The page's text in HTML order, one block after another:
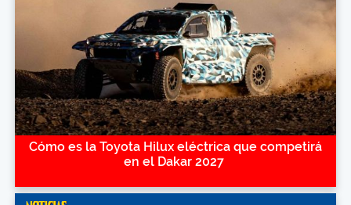
Cómo es la Toyota Hilux eléctrica que competirá
en el Dakar 2027